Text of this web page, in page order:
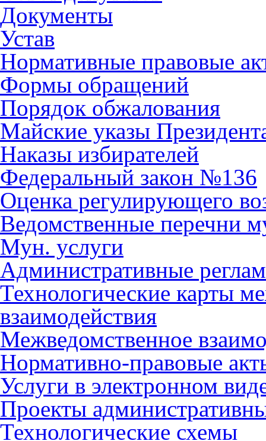
Документы
Устав
Нормативные правовые
Формы обращений
Порядок обжалования
Майские указы
Наказы избирателей
Федеральный закон №136
Оценка регулирующего
Ведомственные перечни
Мун. услуги
Административные
Технологические карты
взаимодействия
Межведомственное
Нормативно-правовые
Услуги в электронном
Проекты
Технологические схемы